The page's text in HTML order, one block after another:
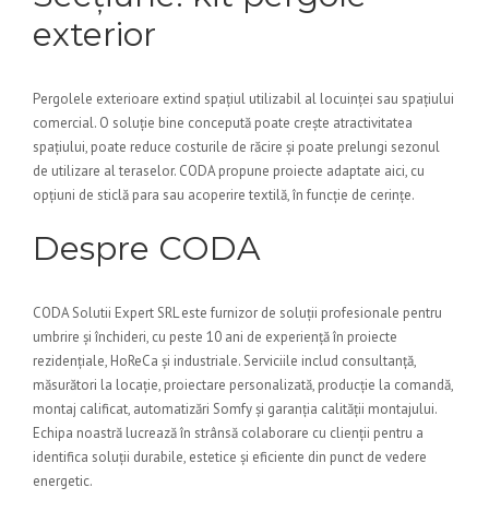
exterior
Pergolele exterioare extind spațiul utilizabil al locuinței sau spațiului
comercial. O soluție bine concepută poate crește atractivitatea
spațiului, poate reduce costurile de răcire și poate prelungi sezonul
de utilizare al teraselor. CODA propune proiecte adaptate aici, cu
opțiuni de sticlă para sau acoperire textilă, în funcție de cerințe.
Despre CODA
CODA Solutii Expert SRL este furnizor de soluții profesionale pentru
umbrire și închideri, cu peste 10 ani de experiență în proiecte
rezidențiale, HoReCa și industriale. Serviciile includ consultanță,
măsurători la locație, proiectare personalizată, producție la comandă,
montaj calificat, automatizări Somfy și garanția calității montajului.
Echipa noastră lucrează în strânsă colaborare cu clienții pentru a
identifica soluții durabile, estetice și eficiente din punct de vedere
energetic.